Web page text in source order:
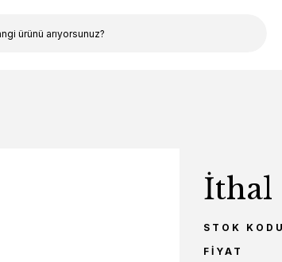
İthal
STOK
FIYAT